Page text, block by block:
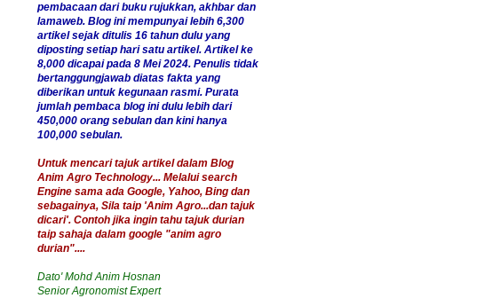
pembacaan dari buku rujukkan, akhbar dan
lamaweb. Blog ini mempunyai lebih 6,300
artikel sejak ditulis 16 tahun dulu yang
diposting setiap hari satu artikel. Artikel ke
8,000 dicapai pada 8 Mei 2024. Penulis tidak
bertanggungjawab diatas fakta yang
diberikan untuk kegunaan rasmi. Purata
jumlah pembaca blog ini dulu lebih dari
450,000 orang sebulan dan kini hanya
100,000 sebulan.
Untuk mencari tajuk artikel dalam Blog
Anim Agro Technology... Melalui search
Engine sama ada Google, Yahoo, Bing dan
sebagainya, Sila taip 'Anim Agro...dan tajuk
dicari'. Contoh jika ingin tahu tajuk durian
taip sahaja dalam google "anim agro
durian"....
Dato' Mohd Anim Hosnan
Senior Agronomist Expert